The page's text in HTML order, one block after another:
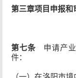
第三章项目申报和
第七条
申请产
件：